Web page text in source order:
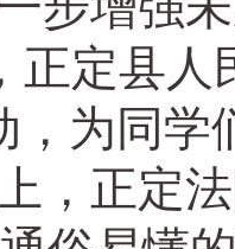
正定县
，为同
，正定